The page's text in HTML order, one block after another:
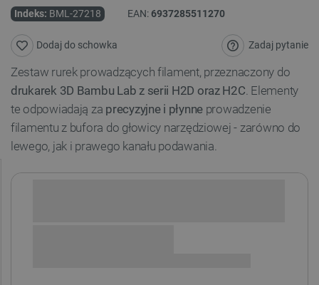
Indeks: BML-27218 EAN:6937285511270
Zadaj pytanie
Dodaj do schowka
Zestaw rurek prowadzących filament, przeznaczony do
drukarek 3D Bambu Lab z serii H2D oraz H2C. Elementy
te odpowiadają za precyzyjne i płynne prowadzenie
filamentu z bufora do głowicy narzędziowej - zarówno do
lewego, jak i prawego kanału podawania.